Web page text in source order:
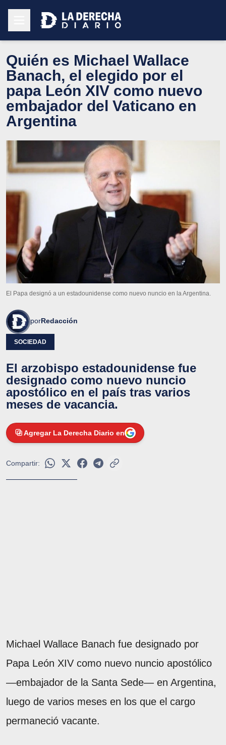
Quién es Michael Wallace
Banach, el elegido por el
papa León XIV como nuevo
embajador del Vaticano en
Argentina
El Papa designó a un estadounidense como nuevo nuncio en la Argentina.
porRedacción
SOCIEDAD
El arzobispo estadounidense fue
designado como nuevo nuncio
apostólico en el país tras varios
meses de vacancia.
Agregar La Derecha Diario en
Compartir:
Michael Wallace Banach fue designado por
Papa León XIV como nuevo nuncio apostólico
—embajador de la Santa Sede— en Argentina,
luego de varios meses en los que el cargo
permaneció vacante.